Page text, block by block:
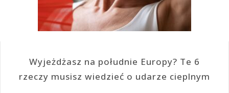
Wyjeżdżasz na południe Europy? Te 6
rzeczy musisz wiedzieć o udarze cieplnym